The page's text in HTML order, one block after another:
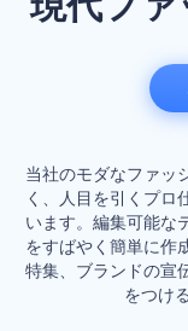
当社のモダなファッ
く、人目を引くプロ
います。編集可能な
をすばやく簡単に作
特集、ブランドの宣
をつけ